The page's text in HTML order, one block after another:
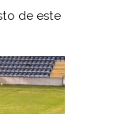
de este